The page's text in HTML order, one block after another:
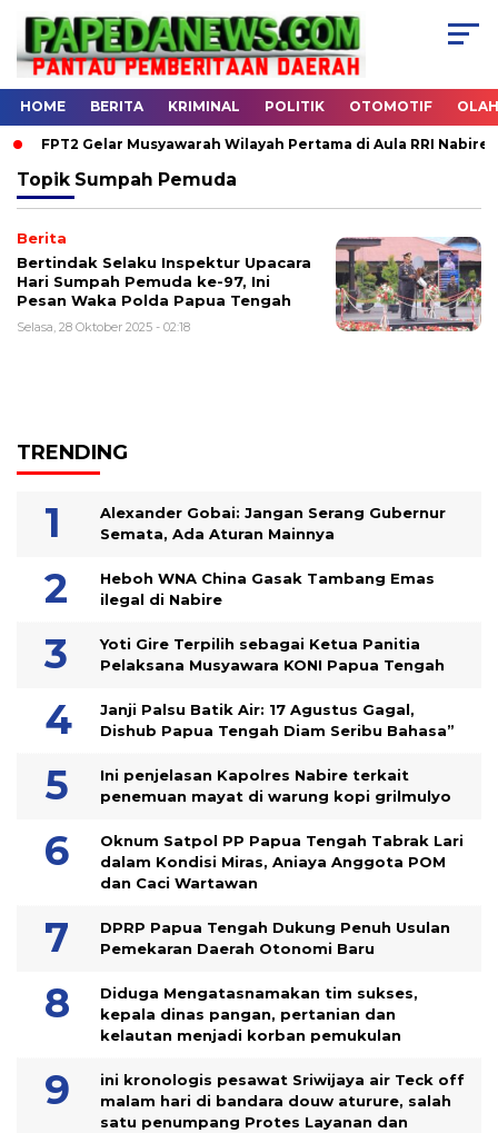
HOME BERITA KRIMINAL POLITIK OTOMOTIF
FPT2 Gelar Musyawarah Wilayah Pertama di Aula RRI Nabire
Topik Sumpah Pemuda
Berita
Bertindak Selaku Inspektur Upacara
Hari Sumpah Pemuda ke-97, Ini
Pesan Waka Polda Papua Tengah
Selasa, 28 Oktober 2025 - 02:18
TRENDING
Alexander Gobai: Jangan Serang Gubernur
Semata, Ada Aturan Mainnya
Heboh WNA China Gasak Tambang Emas
ilegal di Nabire
Yoti Gire Terpilih sebagai Ketua Panitia
Pelaksana Musyawara KONI Papua Tengah
Janji Palsu Batik Air: 17 Agustus Gagal,
Dishub Papua Tengah Diam Seribu Bahasa”
Ini penjelasan Kapolres Nabire terkait
penemuan mayat di warung kopi grilmulyo
Oknum Satpol PP Papua Tengah Tabrak Lari
dalam Kondisi Miras, Aniaya Anggota POM
dan Caci Wartawan
DPRP Papua Tengah Dukung Penuh Usulan
Pemekaran Daerah Otonomi Baru
Diduga Mengatasnamakan tim sukses,
kepala dinas pangan, pertanian dan
kelautan menjadi korban pemukulan
ini kronologis pesawat Sriwijaya air Teck off
malam hari di bandara douw aturure, salah
satu penumpang Protes Layanan dan